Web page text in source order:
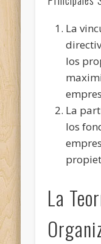
La
los
La
los
La